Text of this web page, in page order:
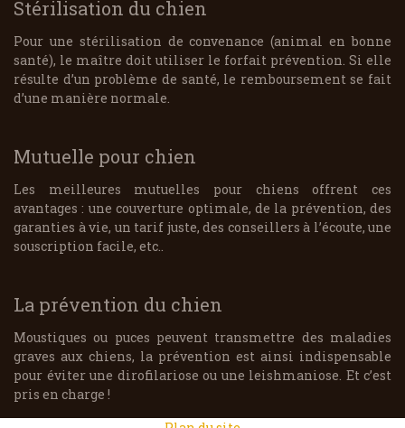
Stérilisation du chien
Pour une stérilisation de convenance (animal en bonne
santé), le maître doit utiliser le forfait prévention. Si elle
résulte d’un problème de santé, le remboursement se fait
d’une manière normale.
Mutuelle pour chien
Les meilleures mutuelles pour chiens offrent ces
avantages : une couverture optimale, de la prévention, des
garanties à vie, un tarif juste, des conseillers à l’écoute, une
souscription facile, etc..
La prévention du chien
Moustiques ou puces peuvent transmettre des maladies
graves aux chiens, la prévention est ainsi indispensable
pour éviter une dirofilariose ou une leishmaniose. Et c’est
pris en charge !